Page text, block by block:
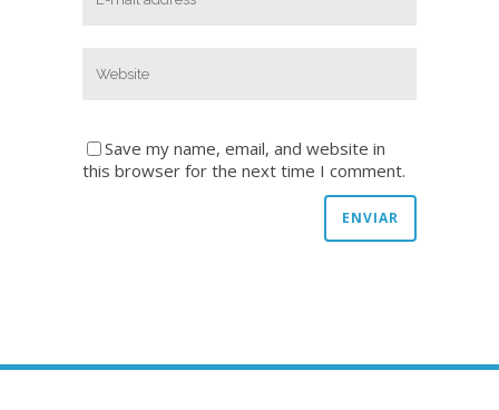
Save my name, email, and website in
this browser for the next time I comment.